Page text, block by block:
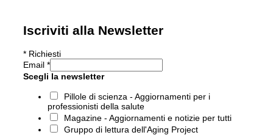
Iscriviti alla Newsletter
* Richiesti
Email *
Scegli la newsletter
Pillole di scienza - Aggiornamenti per i
professionisti della salute
Magazine - Aggiornamenti e notizie per tutti
Gruppo di lettura dell'Aging Project